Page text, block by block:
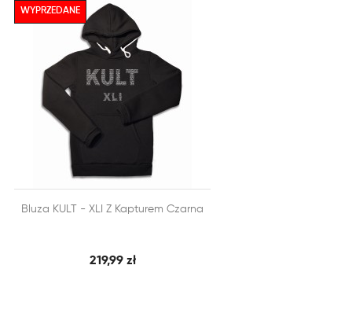
DODAJ DO KOSZYKA
SZYBKI PODGLĄD
Bluza KULT - XLI Z Kapturem Czarna
219,99 zł
WYPRZEDANE